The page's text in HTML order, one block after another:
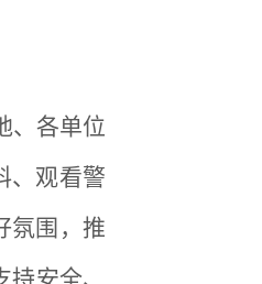
、各单位
、观看警
氛围，推
安全、